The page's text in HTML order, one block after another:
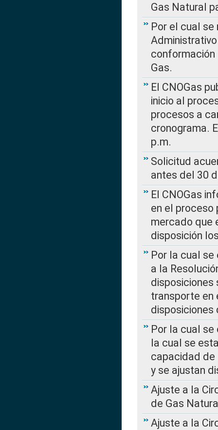
Gas Natural
Por el cual
conformación
Gas.
El CNOGas
inicio al
procesos a
cronograma.
p.m.
Solicitud
antes del 30
El CNOGas
en el
mercado que
disposición
Por la cual se
a la
disposiciones
transporte en
disposiciones
Por la cual se
la cual se
capacidad de
y se ajustan
Ajuste a la
de Gas
Ajuste a la